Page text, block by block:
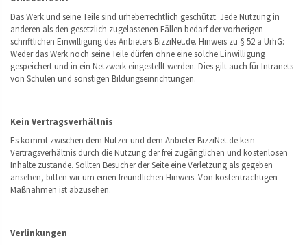
Das Werk und seine Teile sind urheberrechtlich geschützt. Jede Nutzung in
anderen als den gesetzlich zugelassenen Fällen bedarf der vorherigen
schriftlichen Einwilligung des Anbieters BizziNet.de. Hinweis zu § 52 a UrhG:
Weder das Werk noch seine Teile dürfen ohne eine solche Einwilligung
gespeichert und in ein Netzwerk eingestellt werden. Dies gilt auch für Intranets
von Schulen und sonstigen Bildungseinrichtungen.
Kein Vertragsverhältnis
Es kommt zwischen dem Nutzer und dem Anbieter BizziNet.de kein
Vertragsverhältnis durch die Nutzung der frei zugänglichen und kostenlosen
Inhalte zustande. Sollten Besucher der Seite eine Verletzung als gegeben
ansehen, bitten wir um einen freundlichen Hinweis. Von kostenträchtigen
Maßnahmen ist abzusehen.
Verlinkungen